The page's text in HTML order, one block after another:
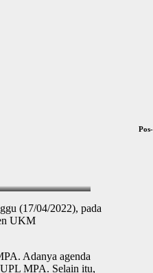
(17/04/2022), pada
UKM
Adanya agenda
MPA. Selain itu,